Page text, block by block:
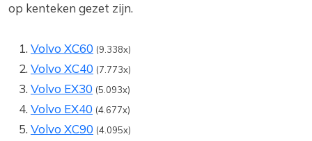
op kenteken gezet zijn.
Volvo XC60 (9.338x)
Volvo XC40 (7.773x)
Volvo EX30 (5.093x)
Volvo EX40 (4.677x)
Volvo XC90 (4.095x)